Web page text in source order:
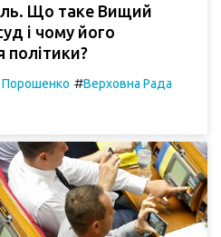
Що таке Вищий
і чому його
політики?
#Верховна Рада